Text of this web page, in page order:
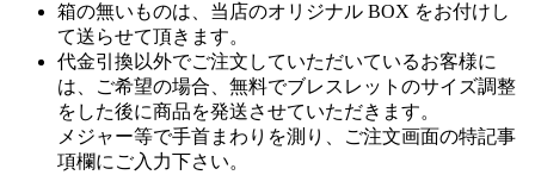
箱の無いものは、当店のオリジナル BOX をお付けし
て送らせて頂きます。
代金引換以外でご注文していただいているお客様に
は、ご希望の場合、無料でブレスレットのサイズ調整
をした後に商品を発送させていただきます。
メジャー等で手首まわりを測り、ご注文画面の特記事
項欄にご入力下さい。